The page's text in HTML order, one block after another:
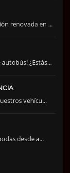
renovada en ...
¿Estás...
vehícu...
desde a...